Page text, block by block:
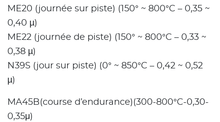
ME20 (journée sur piste) (150° ~ 800°C – 0,35 ~
0,40 µ)
ME22 (journée de piste) (150° ~ 800°C – 0,33 ~
0,38 µ)
N39S (jour sur piste) (0° ~ 850°C – 0,42 ~ 0,52
µ)
MA45B(course d’endurance)(300-800°C-0,30-
0,35μ)